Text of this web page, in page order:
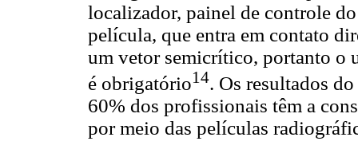
localizador, painel de controle
película, que entra em contato
um vetor semicrítico, portanto o
é obrigatório14. Os resultados
60% dos profissionais têm a
por meio das películas